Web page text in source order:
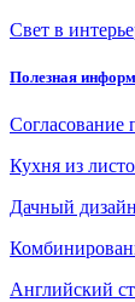
Свет в
Полезная
Согласование
Кухня из
Дачный дизайн
Английский